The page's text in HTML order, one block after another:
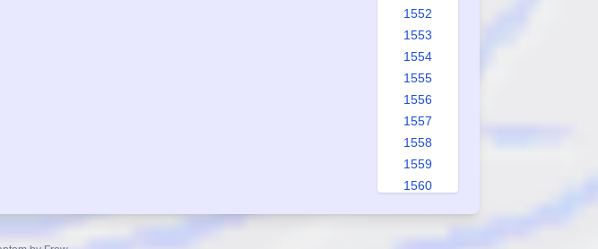
1552
1553
1554
1555
1556
1557
1558
1559
1560